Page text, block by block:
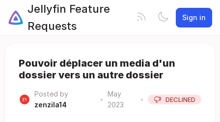
Jellyfin Feature
Requests
Sign in
Pouvoir déplacer un media d'un
dossier vers un autre dossier
Posted by
zenzila14
•
May
2023
• DECLINED